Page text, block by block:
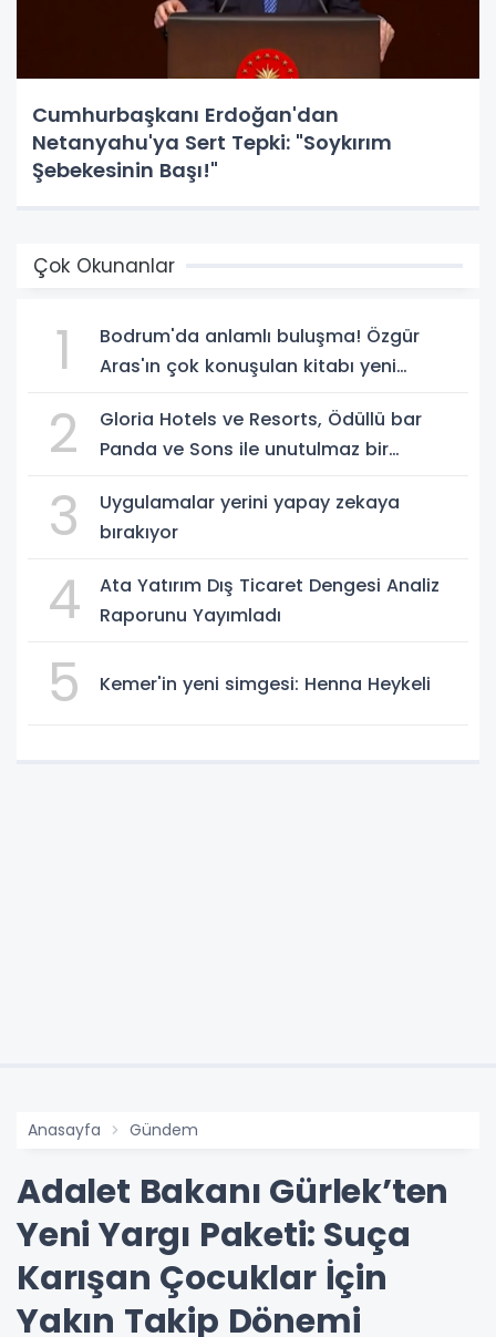
Cumhurbaşkanı Erdoğan'dan
Netanyahu'ya Sert Tepki: "Soykırım
Şebekesinin Başı!"
Çok Okunanlar
1
Bodrum'da anlamlı buluşma! Özgür
Aras'ın çok konuşulan kitabı yeni
Bodrum'da kutladı
2
Gloria Hotels ve Resorts, Ödüllü bar
Panda ve Sons ile unutulmaz bir
3
Uygulamalar yerini yapay zekaya
bırakıyor
4
Ata Yatırım Dış Ticaret Dengesi Analiz
Raporunu Yayımladı
5 Kemer'in yeni simgesi: Henna Heykeli
Anasayfa Gündem
Adalet Bakanı Gürlek’ten
Yeni Yargı Paketi: Suça
Karışan Çocuklar İçin
Yakın Takip Dönemi